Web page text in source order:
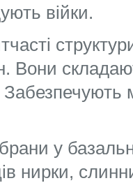
війки.
Вони
у
нирки,